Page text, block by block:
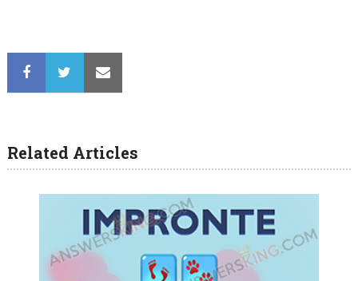
Related Articles